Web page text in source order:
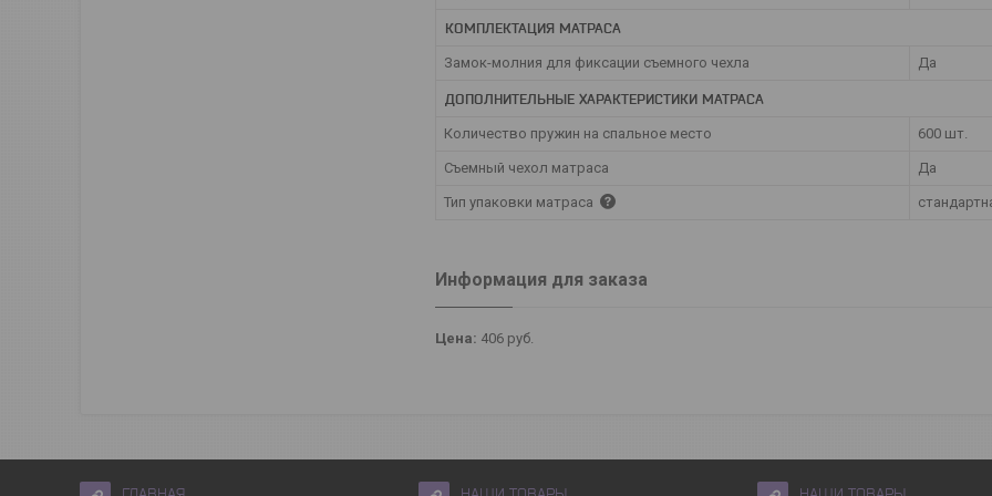
КОМПЛЕКТАЦИЯ МАТРАСА
Замок-молния для фиксации съемного чехла Да
ДОПОЛНИТЕЛЬНЫЕ ХАРАКТЕРИСТИКИ МАТРАСА
Количество пружин на спальное место 600 шт.
Съемный чехол матраса Да
Тип упаковки матраса
Информация для заказа
Цена: 406 руб.